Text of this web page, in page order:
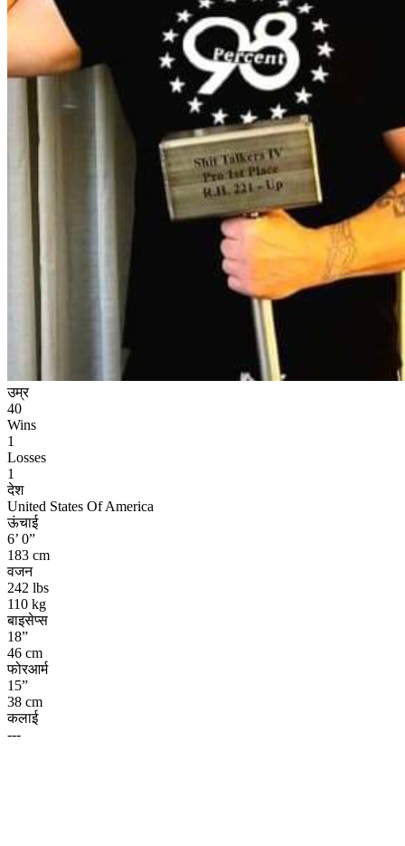
उम्र
40
Wins
1
Losses
1
देश
United States Of America
ऊंचाई
6’ 0”
183 cm
वजन
242 lbs
110 kg
बाइसेप्स
18”
46 cm
फोरआर्म
15”
38 cm
कलाई
---